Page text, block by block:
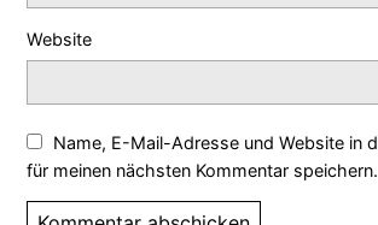
Website
Name, E-Mail-Adresse und Website in
für meinen nächsten Kommentar speichern.